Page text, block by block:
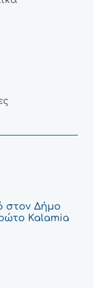
στον Δήμο
Kalamia